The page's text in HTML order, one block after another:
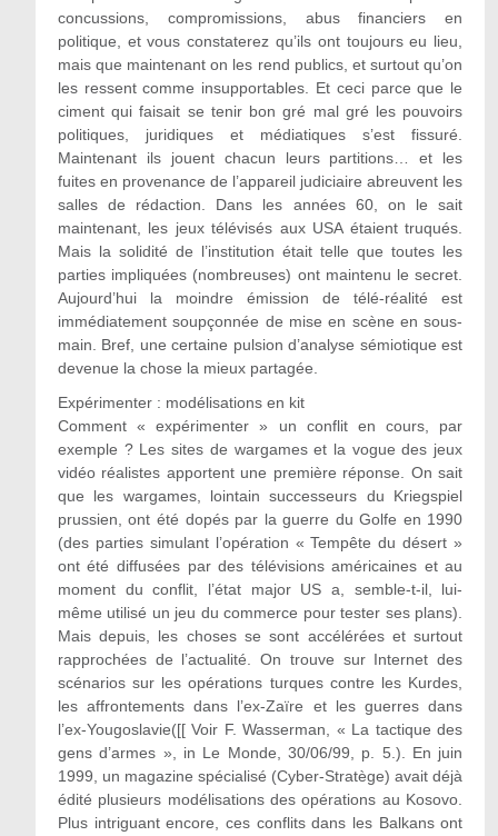
concussions, compromissions, abus financiers en
politique, et vous constaterez qu’ils ont toujours eu lieu,
mais que maintenant on les rend publics, et surtout qu’on
les ressent comme insupportables. Et ceci parce que le
ciment qui faisait se tenir bon gré mal gré les pouvoirs
politiques, juridiques et médiatiques s’est fissuré.
Maintenant ils jouent chacun leurs partitions… et les
fuites en provenance de l’appareil judiciaire abreuvent les
salles de rédaction. Dans les années 60, on le sait
maintenant, les jeux télévisés aux USA étaient truqués.
Mais la solidité de l’institution était telle que toutes les
parties impliquées (nombreuses) ont maintenu le secret.
Aujourd’hui la moindre émission de télé-réalité est
immédiatement soupçonnée de mise en scène en sous-
main. Bref, une certaine pulsion d’analyse sémiotique est
devenue la chose la mieux partagée.
Expérimenter : modélisations en kit
Comment « expérimenter » un conflit en cours, par
exemple ? Les sites de wargames et la vogue des jeux
vidéo réalistes apportent une première réponse. On sait
que les wargames, lointain successeurs du Kriegspiel
prussien, ont été dopés par la guerre du Golfe en 1990
(des parties simulant l’opération « Tempête du désert »
ont été diffusées par des télévisions américaines et au
moment du conflit, l’état major US a, semble-t-il, lui-
même utilisé un jeu du commerce pour tester ses plans).
Mais depuis, les choses se sont accélérées et surtout
rapprochées de l’actualité. On trouve sur Internet des
scénarios sur les opérations turques contre les Kurdes,
les affrontements dans l’ex-Zaïre et les guerres dans
l’ex-Yougoslavie([[ Voir F. Wasserman, « La tactique des
gens d’armes », in Le Monde, 30/06/99, p. 5.). En juin
1999, un magazine spécialisé (Cyber-Stratège) avait déjà
édité plusieurs modélisations des opérations au Kosovo.
Plus intriguant encore, ces conflits dans les Balkans ont